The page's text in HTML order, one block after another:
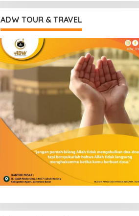
ADW TOUR & TRAVEL